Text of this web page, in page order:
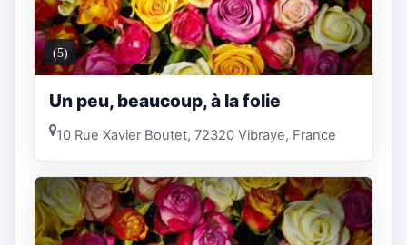
(5)
Un peu, beaucoup, à la folie
10 Rue Xavier Boutet, 72320 Vibraye, France